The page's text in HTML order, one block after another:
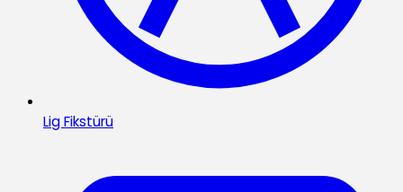
Lig Fikstürü